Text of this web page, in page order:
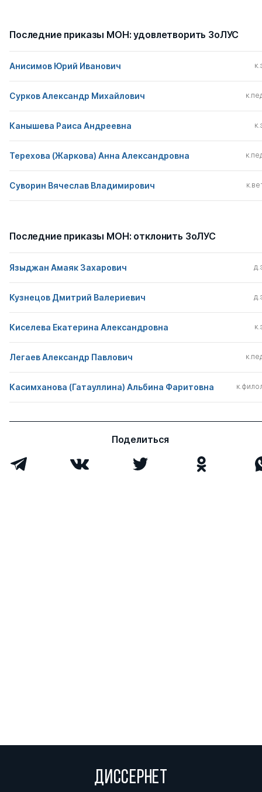
Последние приказы МОН: удовлетворить ЗоЛУС
Анисимов Юрий Иванович
Сурков Александр Михайлович
Канышева Раиса Андреевна
Терехова (Жаркова) Анна Александровна
Суворин Вячеслав Владимирович
Последние приказы МОН: отклонить ЗоЛУС
Языджан Амаяк Захарович
Кузнецов Дмитрий Валериевич
Киселева Екатерина Александровна
Легаев Александр Павлович
Касимханова (Гатауллина) Альбина Фаритовна
Поделиться
ДИССЕРНЕТ